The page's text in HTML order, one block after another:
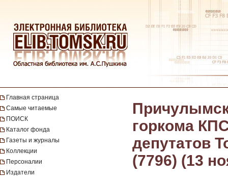
Главная страница
Самые читаемые
ПОИСК
Каталог фонда
Газеты и журналы
Коллекции
Персоналии
Издатели
горкома
депутатов
(7796) (13